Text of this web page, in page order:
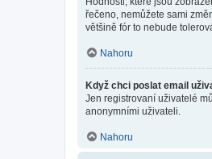
řečeno, nemůžete sami
většině fór to nebude
Nahoru
Když chci poslat email
Jen registrovaní uživatelé
anonymními uživateli.
Nahoru